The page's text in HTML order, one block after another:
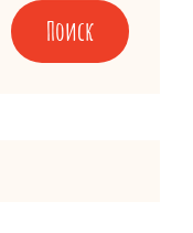
Поиск